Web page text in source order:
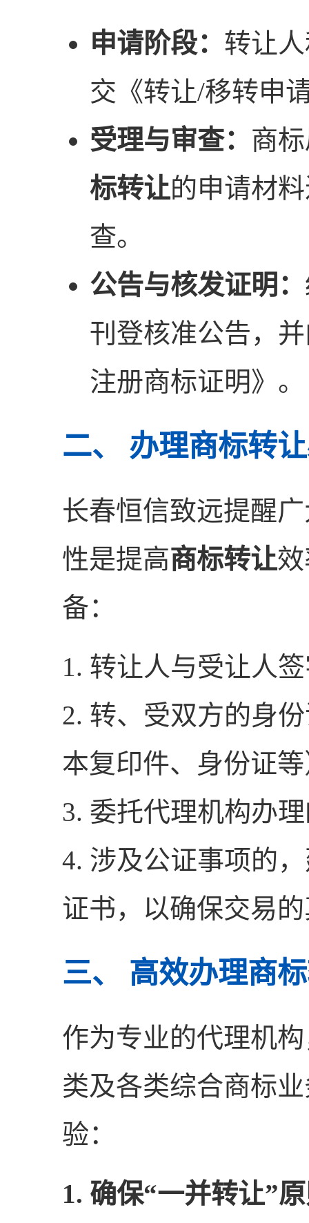
申请阶段： 转让
交《转让/移转申
受理与审查： 商
标转让的申请材
查。
公告与核发证明：
刊登核准公告，
注册商标证明》。
二、 办理商标转
长春恒信致远提醒
性是提高商标转让
备：
1. 转让人与受让人
2. 转、受双方的身
本复印件、身份证
3. 委托代理机构办
4. 涉及公证事项的
证书，以确保交易
三、 高效办理商
作为专业的代理机
类及各类综合商标
验：
1. 确保“一并转让”